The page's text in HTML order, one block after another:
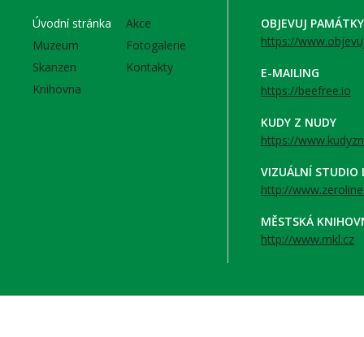
Úvodní stránka
Muzeum
Skanzen
Knihovna
Akce
Fotogalerie
Kontakty
OBJEVUJ PAMÁTKY
https://
E-MAILING
https://beefree.io
KUDY Z NUDY
https://
VIZUÁLNÍ STUDIO
http://
MĚSTSKÁ
http://www.mkl.cz